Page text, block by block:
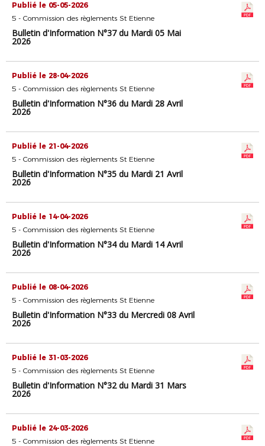
Publié le 05-05-2026
5 - Commission des règlements St Etienne
Bulletin d'Information N°37 du Mardi 05 Mai
2026
Publié le 28-04-2026
5 - Commission des règlements St Etienne
Bulletin d'Information N°36 du Mardi 28 Avril
2026
Publié le 21-04-2026
5 - Commission des règlements St Etienne
Bulletin d'Information N°35 du Mardi 21 Avril
2026
Publié le 14-04-2026
5 - Commission des règlements St Etienne
Bulletin d'Information N°34 du Mardi 14 Avril
2026
Publié le 08-04-2026
5 - Commission des règlements St Etienne
Bulletin d'Information N°33 du Mercredi 08 Avril
2026
Publié le 31-03-2026
5 - Commission des règlements St Etienne
Bulletin d'Information N°32 du Mardi 31 Mars
2026
Publié le 24-03-2026
5 - Commission des règlements St Etienne